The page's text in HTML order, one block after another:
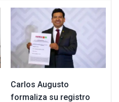
Carlos Augusto
formaliza su registro